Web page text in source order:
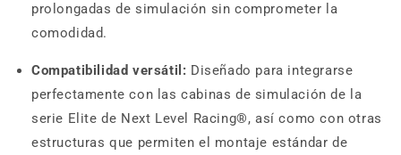
prolongadas de simulación sin comprometer la
comodidad.
Compatibilidad versátil: Diseñado para integrarse
perfectamente con las cabinas de simulación de la
serie Elite de Next Level Racing®, así como con otras
estructuras que permiten el montaje estándar de